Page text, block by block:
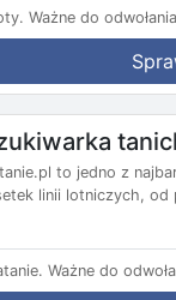
Ważne do
to jedno z
linii lotniczych, od
Ważne do